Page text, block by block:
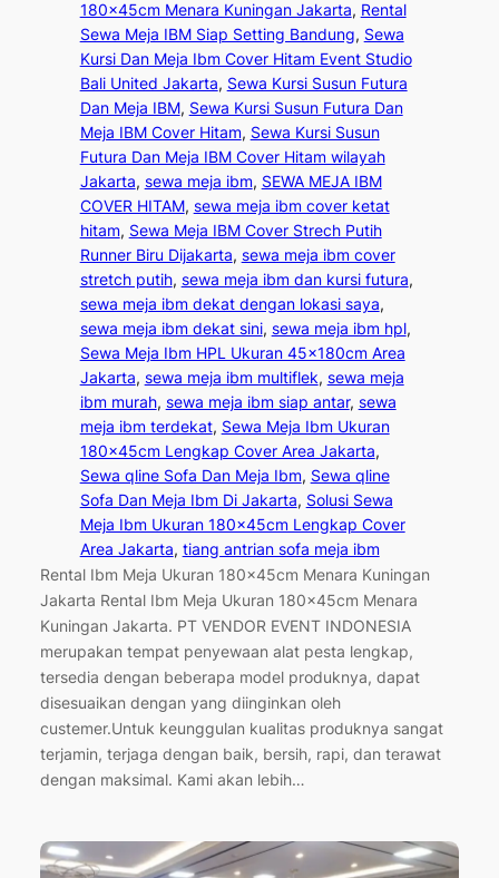
180x45cm Menara Kuningan Jakarta, Rental
Sewa Meja IBM Siap Setting Bandung, Sewa
Kursi Dan Meja Ibm Cover Hitam Event Studio
Bali United Jakarta, Sewa Kursi Susun Futura
Dan Meja IBM, Sewa Kursi Susun Futura Dan
Meja IBM Cover Hitam, Sewa Kursi Susun
Futura Dan Meja IBM Cover Hitam wilayah
Jakarta, sewa meja ibm, SEWA MEJA IBM
COVER HITAM, sewa meja ibm cover ketat
hitam, Sewa Meja IBM Cover Strech Putih
Runner Biru Dijakarta, sewa meja ibm cover
stretch putih, sewa meja ibm dan kursi futura
sewa meja ibm dekat dengan lokasi saya
sewa meja ibm dekat sini, sewa meja ibm hpl
Sewa Meja Ibm HPL Ukuran 45x180cm Area
Jakarta, sewa meja ibm multiflek, sewa meja
ibm murah, sewa meja ibm siap antar, sewa
meja ibm terdekat, Sewa Meja Ibm Ukuran
180x45cm Lengkap Cover Area Jakarta
Sewa qline Sofa Dan Meja Ibm, Sewa qline
Sofa Dan Meja Ibm Di Jakarta, Solusi Sewa
Meja Ibm Ukuran 180x45cm Lengkap Cover
Area Jakarta, tiang antrian sofa meja ibm
Rental Ibm Meja Ukuran 180x45cm Menara Kuningan
Jakarta Rental Ibm Meja Ukuran 180x45cm Menara
Kuningan Jakarta. PT VENDOR EVENT INDONESIA
merupakan tempat penyewaan alat pesta lengkap,
tersedia dengan beberapa model produknya, dapat
disesuaikan dengan yang diinginkan oleh
custemer.Untuk keunggulan kualitas produknya sangat
terjamin, terjaga dengan baik, bersih, rapi, dan terawat
dengan maksimal. Kami akan lebih…